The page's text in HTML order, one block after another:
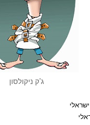
ג'ק ניקולסון